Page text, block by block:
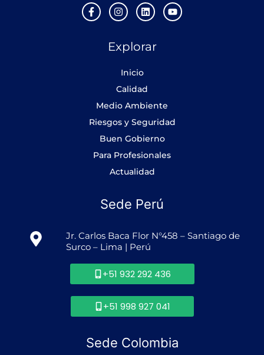
F
a
I
n
a
a
m
L
i
e
Y
o
Explorar
Inicio
Calidad
Medio Ambiente
Riesgos y Seguridad
Buen Gobierno
Para Profesionales
Actualidad
Sede Perú
Jr. Carlos Baca Flor N°458 – Santiago de
Surco – Lima | Perú
+51 932 292 436
+51 998 927 041
Sede Colombia